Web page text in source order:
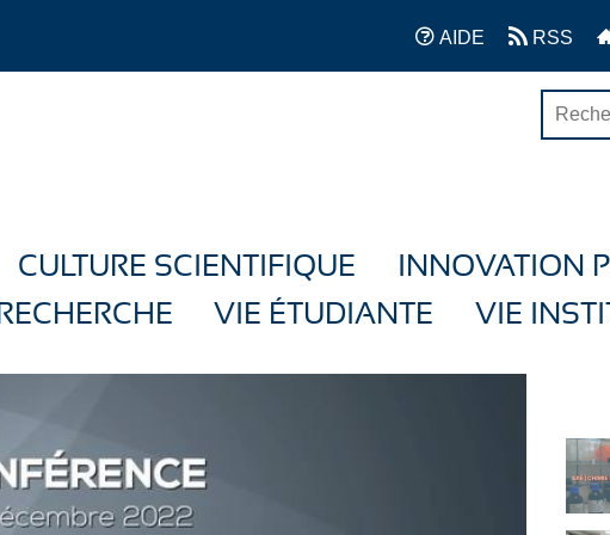
AIDE RSS
CULTURE SCIENTIFIQUE
INNOVATION
VIE ÉTUDIANTE VIE